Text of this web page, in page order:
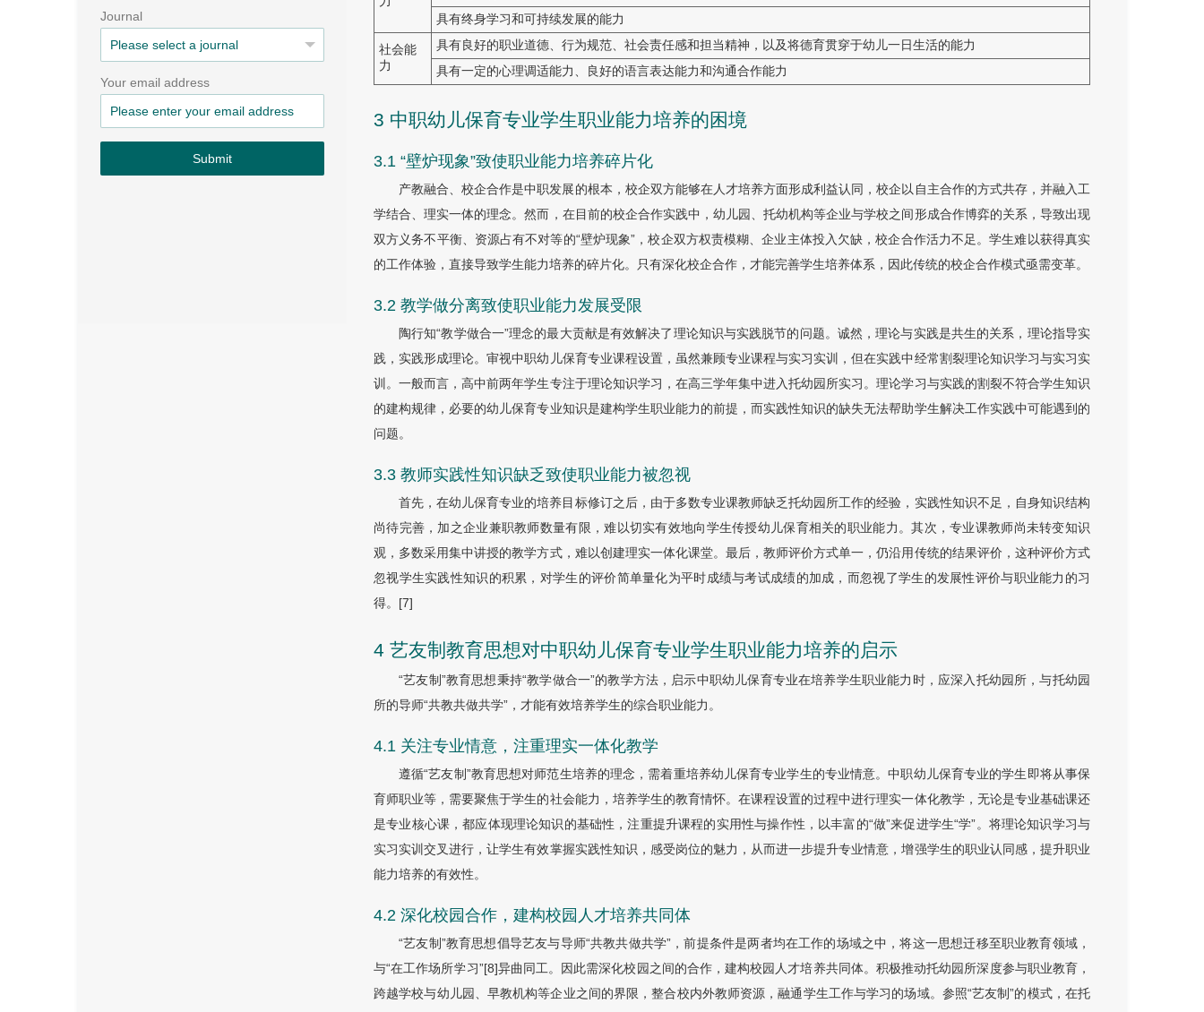
Journal
Your email address
Submit
具有终身学习和可持续发展的能力
社会能
力
具有良好的职业道德、行为规范、社会责任感和担当精神，以及将德育贯穿于幼儿一日生活的能力
具有一定的心理调适能力、良好的语言表达能力和沟通合作能力
3 中职幼儿保育专业学生职业能力培养的困境
3.1 “壁炉现象”致使职业能力培养碎片化
产教融合、校企合作是中职发展的根本，校企双方能够在人才培养方面形成利益认同，校企以自主合作的方式共存，并融入工
学结合、理实一体的理念。然而，在目前的校企合作实践中，幼儿园、托幼机构等企业与学校之间形成合作博弈的关系，导致出现
双方义务不平衡、资源占有不对等的“壁炉现象”，校企双方权责模糊、企业主体投入欠缺，校企合作活力不足。学生难以获得真实
的工作体验，直接导致学生能力培养的碎片化。只有深化校企合作，才能完善学生培养体系，因此传统的校企合作模式亟需变革。
3.2 教学做分离致使职业能力发展受限
陶行知“教学做合一”理念的最大贡献是有效解决了理论知识与实践脱节的问题。诚然，理论与实践是共生的关系，理论指导实
践，实践形成理论。审视中职幼儿保育专业课程设置，虽然兼顾专业课程与实习实训，但在实践中经常割裂理论知识学习与实习实
训。一般而言，高中前两年学生专注于理论知识学习，在高三学年集中进入托幼园所实习。理论学习与实践的割裂不符合学生知识
的建构规律，必要的幼儿保育专业知识是建构学生职业能力的前提，而实践性知识的缺失无法帮助学生解决工作实践中可能遇到的
问题。
3.3 教师实践性知识缺乏致使职业能力被忽视
首先，在幼儿保育专业的培养目标修订之后，由于多数专业课教师缺乏托幼园所工作的经验，实践性知识不足，自身知识结构
尚待完善，加之企业兼职教师数量有限，难以切实有效地向学生传授幼儿保育相关的职业能力。其次，专业课教师尚未转变知识
观，多数采用集中讲授的教学方式，难以创建理实一体化课堂。最后，教师评价方式单一，仍沿用传统的结果评价，这种评价方式
忽视学生实践性知识的积累，对学生的评价简单量化为平时成绩与考试成绩的加成，而忽视了学生的发展性评价与职业能力的习
得。 [7]
4 艺友制教育思想对中职幼儿保育专业学生职业能力培养的启示
“艺友制”教育思想秉持“教学做合一”的教学方法，启示中职幼儿保育专业在培养学生职业能力时，应深入托幼园所，与托幼园
所的导师“共教共做共学”，才能有效培养学生的综合职业能力。
4.1 关注专业情意，注重理实一体化教学
遵循“艺友制”教育思想对师范生培养的理念，需着重培养幼儿保育专业学生的专业情意。中职幼儿保育专业的学生即将从事保
育师职业等，需要聚焦于学生的社会能力，培养学生的教育情怀。在课程设置的过程中进行理实一体化教学，无论是专业基础课还
是专业核心课，都应体现理论知识的基础性，注重提升课程的实用性与操作性，以丰富的“做”来促进学生“学”。将理论知识学习与
实习实训交叉进行，让学生有效掌握实践性知识，感受岗位的魅力，从而进一步提升专业情意，增强学生的职业认同感，提升职业
能力培养的有效性。
4.2 深化校园合作，建构校园人才培养共同体
“艺友制”教育思想倡导艺友与导师“共教共做共学”，前提条件是两者均在工作的场域之中，将这一思想迁移至职业教育领域，
与“在工作场所学习”[8]异曲同工。因此需深化校园之间的合作，建构校园人才培养共同体。积极推动托幼园所深度参与职业教育，
跨越学校与幼儿园、早教机构等企业之间的界限，整合校内外教师资源，融通学生工作与学习的场域。参照“艺友制”的模式，在托